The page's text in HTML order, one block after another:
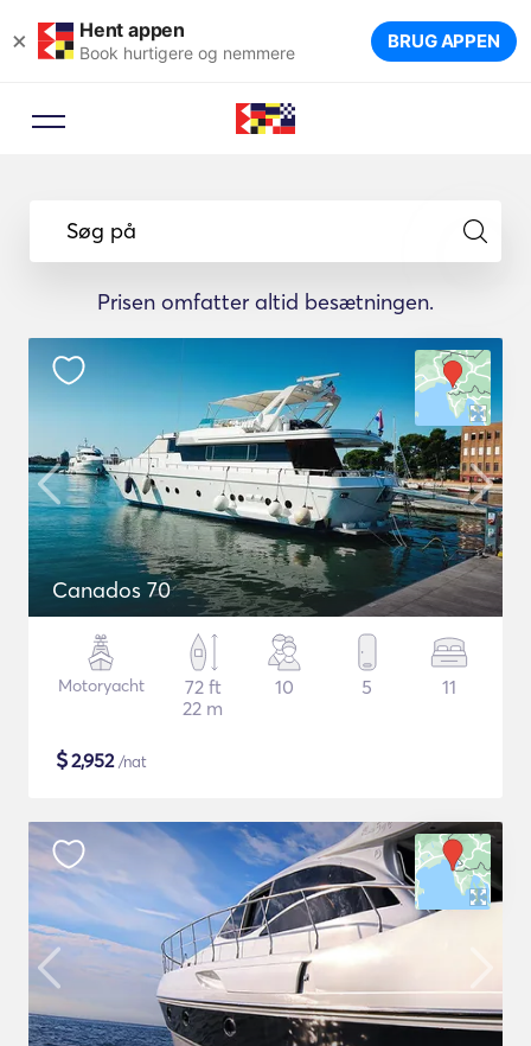
× Hent appen
Book hurtigere og nemmere BRUG APPEN
Søg på
Prisen omfatter altid besætningen.
Canados 70
Motoryacht
72 ft
22 m
10 5 11
$2,952/nat